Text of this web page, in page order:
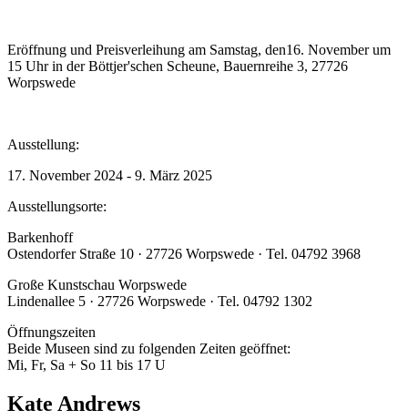
Eröffnung und Preisverleihung am Samstag, den16. November um
15 Uhr in der Böttjer'schen Scheune, Bauernreihe 3, 27726
Worpswede
Ausstellung:
17. November 2024 - 9. März 2025
Ausstellungsorte:
Barkenhoff
Ostendorfer Straße 10 · 27726 Worpswede · Tel. 04792 3968
Große Kunstschau Worpswede
Lindenallee 5 · 27726 Worpswede · Tel. 04792 1302
Öffnungszeiten
Beide Museen sind zu folgenden Zeiten geöffnet:
Mi, Fr, Sa + So 11 bis 17 U
Kate Andrews